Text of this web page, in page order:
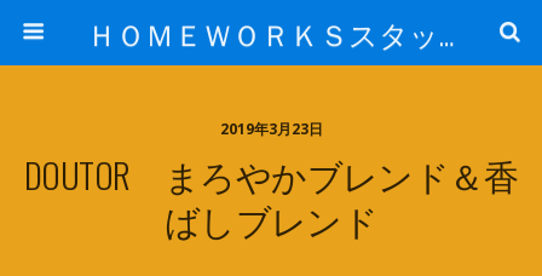
ＨＯＭＥＷＯＲＫＳスタッフ日記ブログ
2019年3月23日
DOUTOR まろやかブレンド＆香
ばしブレンド